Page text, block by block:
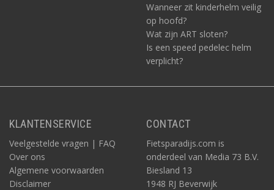
Wanneer zit kinderhelm veilig
op hoofd?
Wat zijn ART sloten?
Is een speed pedelec helm
verplicht?
KLANTENSERVICE
Veelgestelde vragen | FAQ
Over ons
Algemene voorwaarden
Disclaimer
CONTACT
Fietsparadijs.com is
onderdeel van Media 73 B.V.
Biesland 13
1948 RJ Beverwijk